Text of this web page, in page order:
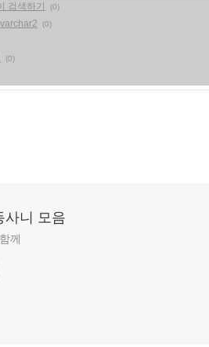
검색하기 (0)
(0)
(0)
사니 모음
께